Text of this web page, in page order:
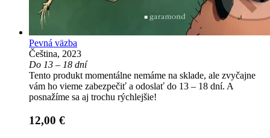
Pevná väzba
Čeština, 2023
Do 13 – 18 dní
Tento produkt momentálne nemáme na sklade, ale zvyčajne
vám ho vieme zabezpečiť a odoslať do 13 – 18 dní. A
posnažíme sa aj trochu rýchlejšie!
12,00 €